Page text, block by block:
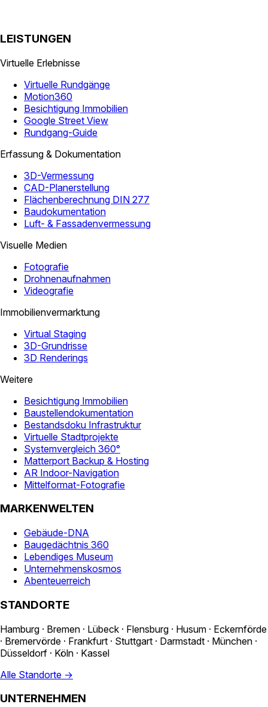
LEISTUNGEN
Virtuelle Erlebnisse
Virtuelle Rundgänge
Motion360
Besichtigung Immobilien
Google Street View
Rundgang-Guide
Erfassung & Dokumentation
3D-Vermessung
CAD-Planerstellung
Flächenberechnung DIN 277
Baudokumentation
Luft- & Fassadenvermessung
Visuelle Medien
Fotografie
Drohnenaufnahmen
Videografie
Immobilienvermarktung
Virtual Staging
3D-Grundrisse
3D Renderings
Weitere
Besichtigung Immobilien
Baustellendokumentation
Bestandsdoku Infrastruktur
Virtuelle Stadtprojekte
Systemvergleich 360°
Matterport Backup & Hosting
AR Indoor-Navigation
Mittelformat-Fotografie
MARKENWELTEN
Gebäude-DNA
Baugedächtnis 360
Lebendiges Museum
Unternehmenskosmos
Abenteuerreich
STANDORTE
Hamburg · Bremen · Lübeck · Flensburg · Husum · Eckernförde
· Bremervörde · Frankfurt · Stuttgart · Darmstadt · München ·
Düsseldorf · Köln · Kassel
Alle Standorte →
UNTERNEHMEN